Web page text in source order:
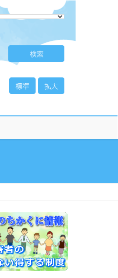
標準 拡大